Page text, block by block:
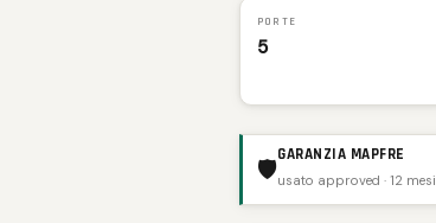
PORTE
5
🛡️GARANZIA MAPFRE
usato approved · 12 mesi